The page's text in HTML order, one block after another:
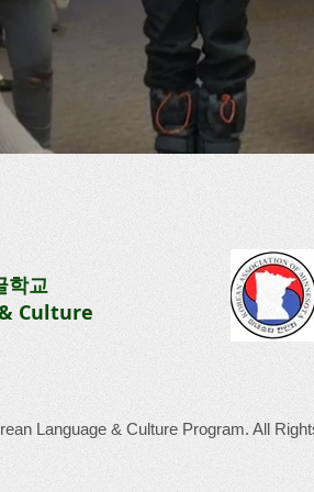
학교
Culture
Language & Culture Program. All